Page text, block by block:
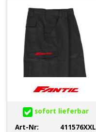
sofort lieferbar
Art-Nr:
411576XXL